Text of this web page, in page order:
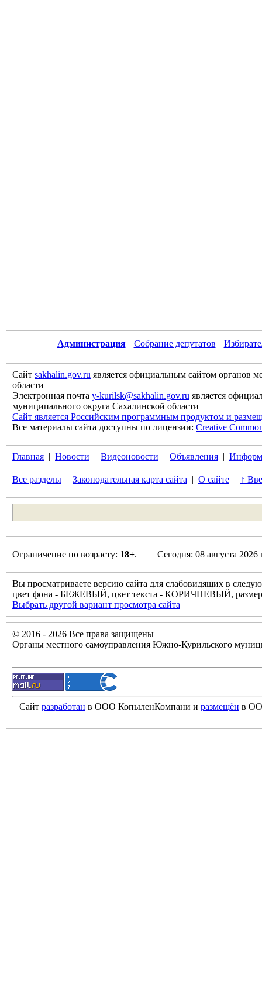
Администрация Собрание депутатов
Сайт sakhalin.gov.ru является официальным сайтом органов
области
Электронная почта y-kurilsk@sakhalin.gov.ru является
муниципального округа Сахалинской области
Сайт является Российским программным продуктом и
Все материалы сайта доступны по лицензии: Creative
Главная | Новости | Видеоновости | Объявления |
Все разделы | Законодательная карта сайта | О сайте | ↑
Ограничение по возрасту: 18+. | Сегодня: 08 августа
Вы просматриваете версию сайта для слабовидящих в
цвет фона - БЕЖЕВЫЙ, цвет текста - КОРИЧНЕВЫЙ,
Выбрать другой вариант просмотра сайта
© 2016 - 2026 Все права защищены
Органы местного самоуправления Южно-Курильского
Сайт разработан в ООО КопыленКомпани и размещён в